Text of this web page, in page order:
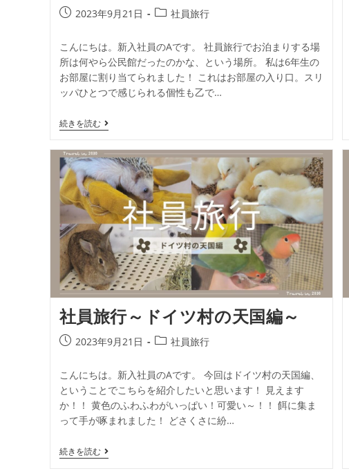
2023年9月21日 社員旅行
こんにちは。新入社員のAです。 社員旅行でお泊まりする場
所は何やら公民館だったのかな、という場所。 私は6年生の
お部屋に割り当てられました！ これはお部屋の入り口。スリ
ッパひとつで感じられる個性も乙で…
続きを読む
社員旅行～ドイツ村の天国編～
2023年9月21日 社員旅行
こんにちは。新入社員のAです。 今回はドイツ村の天国編、
ということでこちらを紹介したいと思います！ 見えます
か！！ 黄色のふわふわがいっぱい！可愛い～！！ 餌に集ま
って手が啄まれました！ どさくさに紛…
続きを読む